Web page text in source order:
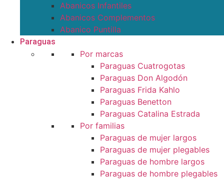
Abanicos Infantiles
Abanicos Complementos
Abanico Puntilla
Paraguas
Por marcas
Paraguas Cuatrogotas
Paraguas Don Algodón
Paraguas Frida Kahlo
Paraguas Benetton
Paraguas Catalina Estrada
Por familias
Paraguas de mujer largos
Paraguas de mujer plegables
Paraguas de hombre largos
Paraguas de hombre plegables